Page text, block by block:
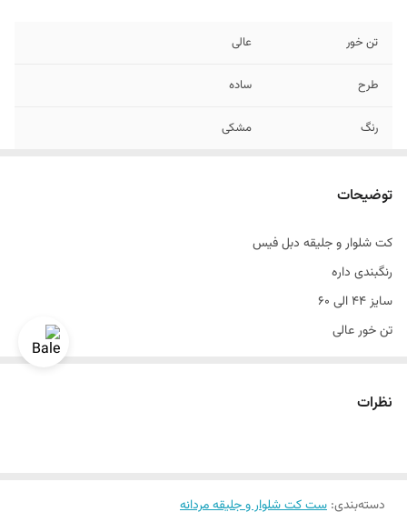
تن خور عالی
طرح ساده
رنگ مشکی
جليقه
قواره
توضیحات
کت شلوار و جلیقه دبل فیس
رنگبندی داره
سایز ۴۴ الی ۶۰
تن خور عالی
جنس شاندو
نظرات
دسته‌بندی: ست کت شلوار و جلیقه مردانه